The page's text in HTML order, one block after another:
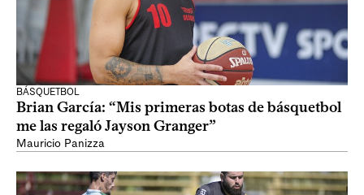
BÁSQUETBOL
Brian García: “Mis primeras botas de básquetbol
me las regaló Jayson Granger”
Mauricio Panizza